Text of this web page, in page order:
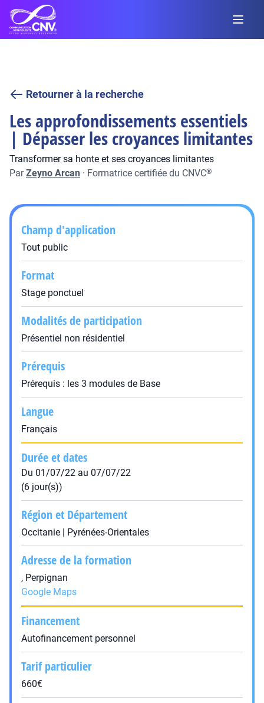
Retourner à la recherche
Les approfondissements essentiels
| Dépasser les croyances limitantes
Transformer sa honte et ses croyances limitantes
ParZeyno Arcan · Formatrice certifiée du CNVC®
Champ d'application
Tout public
Format
Stage ponctuel
Modalités de participation
Présentiel non résidentiel
Prérequis
Prérequis : les 3 modules de Base
Langue
Français
Durée et dates
Du 01/07/22 au 07/07/22
(6 jour(s))
Région et Département
Occitanie | Pyrénées-Orientales
Adresse de la formation
, Perpignan
Google Maps
Financement
Autofinancement personnel
Tarif particulier
660€